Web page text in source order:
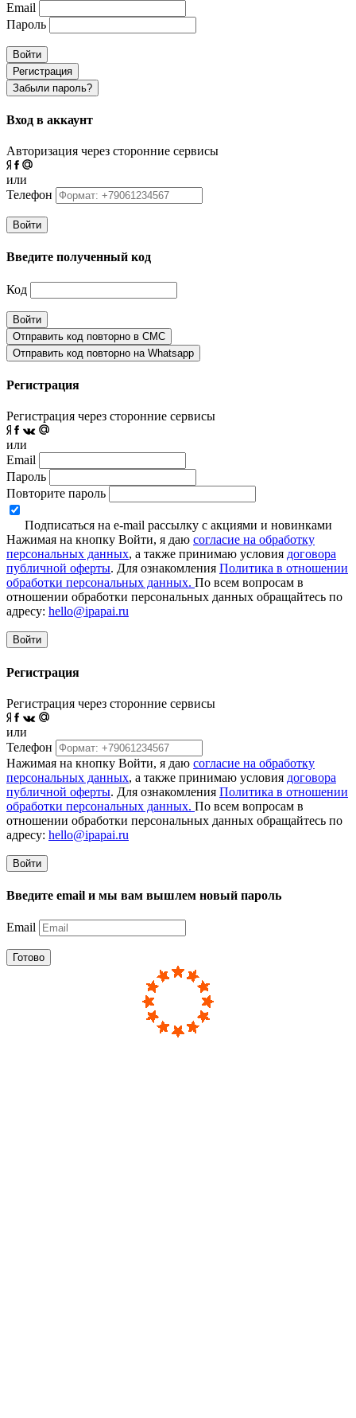
Email
Пароль
Войти
Регистрация
Забыли пароль?
Вход в аккаунт
Авторизация через сторонние сервисы
или
Телефон
Войти
Введите полученный код
Код
Войти
Отправить код повторно в СМС
Отправить код повторно на Whatsapp
Регистрация
Регистрация через сторонние сервисы
или
Email
Пароль
Повторите пароль
Подписаться на e-mail рассылку с акциями и новинками
Нажимая на кнопку Войти, я даю согласие на обработку
персональных данных, а также принимаю условия договора
публичной оферты. Для ознакомления Политика в отношении
обработки персональных данных. По всем вопросам в
отношении обработки персональных данных обращайтесь по
адресу: hello@ipapai.ru
Войти
Регистрация
Регистрация через сторонние сервисы
или
Телефон
Нажимая на кнопку Войти, я даю согласие на обработку
персональных данных, а также принимаю условия договора
публичной оферты. Для ознакомления Политика в отношении
обработки персональных данных. По всем вопросам в
отношении обработки персональных данных обращайтесь по
адресу: hello@ipapai.ru
Войти
Введите email и мы вам вышлем новый пароль
Email
Готово